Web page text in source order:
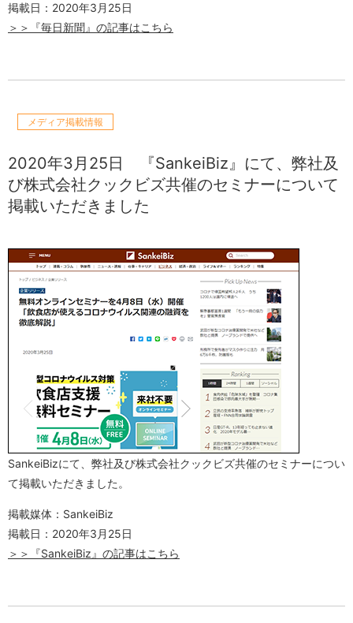
掲載日：2020年3月25日
＞＞『毎日新聞』の記事はこちら
メディア掲載情報
2020年3月25日
『SankeiBiz』にて、弊社及
び株式会社クックビズ共催のセミナーについて
掲載いただきました
SankeiBizにて、弊社及び株式会社クックビズ共催のセミナーについ
て掲載いただきました。
掲載媒体：SankeiBiz
掲載日：2020年3月25日
＞＞『SankeiBiz』の記事はこちら